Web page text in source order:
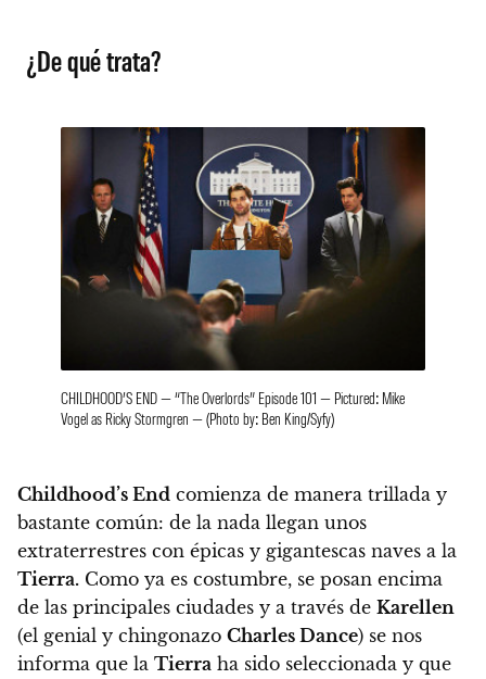
¿De qué trata?
CHILDHOOD’S END — “The Overlords” Episode 101 — Pictured: Mike
Vogel as Ricky Stormgren — (Photo by: Ben King/Syfy)
Childhood’s End comienza de manera trillada y
bastante común: de la nada llegan unos
extraterrestres con épicas y gigantescas naves a la
Tierra. Como ya es costumbre, se posan encima
de las principales ciudades y a través de Karellen
(el genial y chingonazo Charles Dance) se nos
informa que la Tierra ha sido seleccionada y que